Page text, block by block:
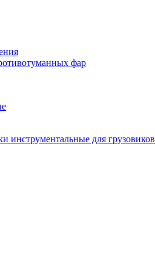
фар
инструментальные для грузовиков